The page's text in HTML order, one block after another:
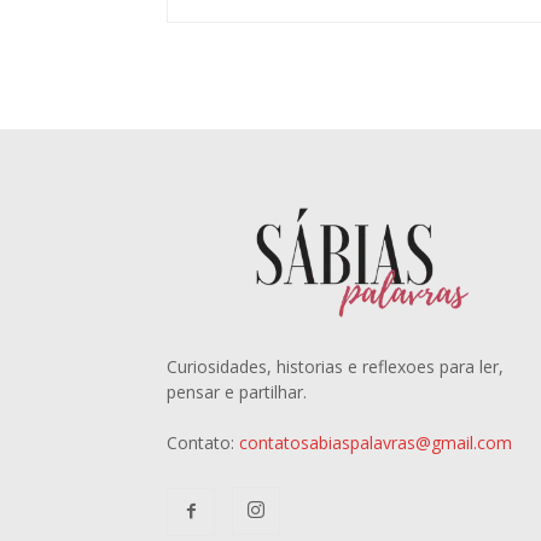
Curiosidades, historias e reflexoes para ler,
pensar e partilhar.
Contato: contatosabiaspalavras@gmail.com